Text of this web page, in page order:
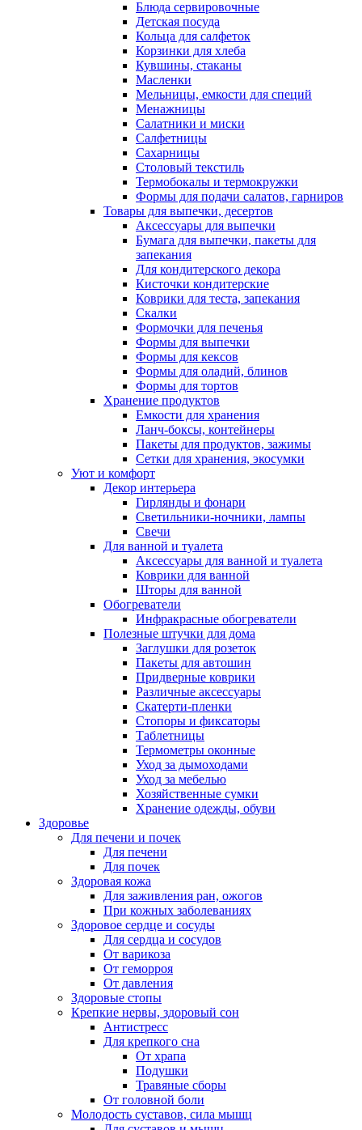
Блюда сервировочные
Детская посуда
Кольца для салфеток
Корзинки для хлеба
Кувшины, стаканы
Масленки
Мельницы, емкости для специй
Менажницы
Салатники и миски
Салфетницы
Сахарницы
Столовый текстиль
Термобокалы и термокружки
Формы для подачи салатов, гарниров
Товары для выпечки, десертов
Аксессуары для выпечки
Бумага для выпечки, пакеты для
запекания
Для кондитерского декора
Кисточки кондитерские
Коврики для теста, запекания
Скалки
Формочки для печенья
Формы для выпечки
Формы для кексов
Формы для оладий, блинов
Формы для тортов
Хранение продуктов
Емкости для хранения
Ланч-боксы, контейнеры
Пакеты для продуктов, зажимы
Сетки для хранения, экосумки
Уют и комфорт
Декор интерьера
Гирлянды и фонари
Светильники-ночники, лампы
Свечи
Для ванной и туалета
Аксессуары для ванной и туалета
Коврики для ванной
Шторы для ванной
Обогреватели
Инфракрасные обогреватели
Полезные штучки для дома
Заглушки для розеток
Пакеты для автошин
Придверные коврики
Различные аксессуары
Скатерти-пленки
Стопоры и фиксаторы
Таблетницы
Термометры оконные
Уход за дымоходами
Уход за мебелью
Хозяйственные сумки
Хранение одежды, обуви
Здоровье
Для печени и почек
Для печени
Для почек
Здоровая кожа
Для заживления ран, ожогов
При кожных заболеваниях
Здоровое сердце и сосуды
Для сердца и сосудов
От варикоза
От геморроя
От давления
Здоровые стопы
Крепкие нервы, здоровый сон
Антистресс
Для крепкого сна
От храпа
Подушки
Травяные сборы
От головной боли
Молодость суставов, сила мышц